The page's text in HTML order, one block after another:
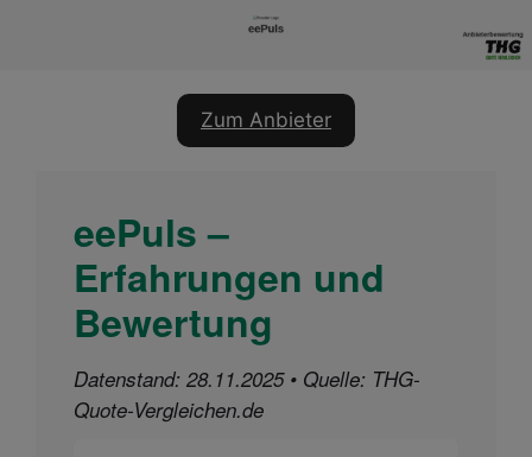
Zum Anbieter
eePuls –
Erfahrungen und
Bewertung
Datenstand: 28.11.2025 • Quelle: THG-
Quote-Vergleichen.de